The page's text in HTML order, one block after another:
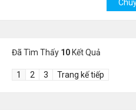
Đã Tìm Thấy 10 Kết Quả
1 2 3 Trang kế tiếp